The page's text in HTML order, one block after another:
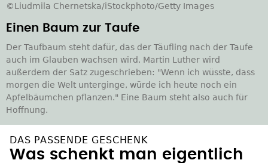
©Liudmila Chernetska/iStockphoto/Getty Images
Einen Baum zur Taufe
Der Taufbaum steht dafür, das der Täufling nach der Taufe
auch im Glauben wachsen wird. Martin Luther wird
außerdem der Satz zugeschrieben: "Wenn ich wüsste, dass
morgen die Welt unterginge, würde ich heute noch ein
Apfelbäumchen pflanzen." Eine Baum steht also auch für
Hoffnung.
DAS PASSENDE GESCHENK
Was schenkt man eigentlich